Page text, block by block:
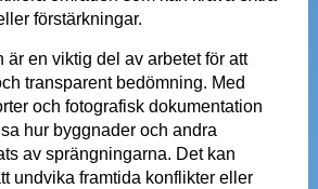
förstärkningar.
är en viktig del av arbetet för att
transparent bedömning. Med
och fotografisk dokumentation
hur byggnader och andra
av sprängningarna. Det kan
undvika framtida konflikter eller